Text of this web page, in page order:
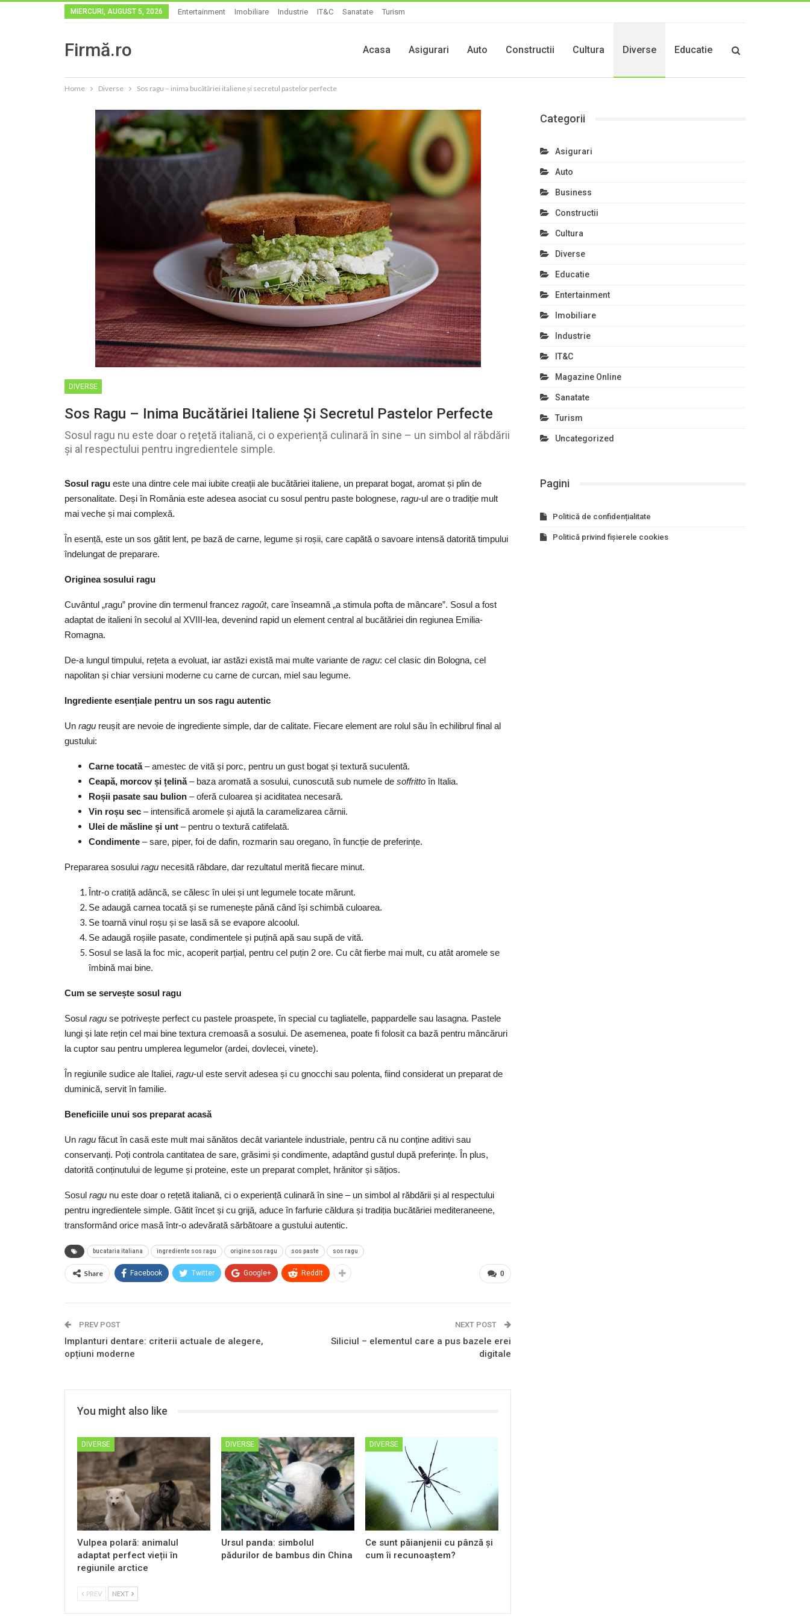
MIERCURI, AUGUST 5, 2026 Entertainment Imobiliare Industrie IT&C Sanatate Turism
Firmă.ro Acasa Asigurari Auto Constructii Cultura Diverse Educatie
Home Diverse Sos ragu – inima bucătăriei italiene și secretul pastelor perfecte
DIVERSE
Sos Ragu – Inima Bucătăriei Italiene Și Secretul Pastelor Perfecte
Sosul ragu nu este doar o rețetă italiană, ci o experiență culinară în sine – un simbol al răbdării
și al respectului pentru ingredientele simple.
Sosul ragu este una dintre cele mai iubite creații ale bucătăriei italiene, un preparat bogat, aromat și plin de
personalitate. Deși în România este adesea asociat cu sosul pentru paste bolognese, ragu-ul are o tradiție mult
mai veche și mai complexă.
În esență, este un sos gătit lent, pe bază de carne, legume și roșii, care capătă o savoare intensă datorită timpului
îndelungat de preparare.
Originea sosului ragu
Cuvântul „ragu” provine din termenul francez ragoût, care înseamnă „a stimula pofta de mâncare”. Sosul a fost
adaptat de italieni în secolul al XVIII-lea, devenind rapid un element central al bucătăriei din regiunea Emilia-
Romagna.
De-a lungul timpului, rețeta a evoluat, iar astăzi există mai multe variante de ragu: cel clasic din Bologna, cel
napolitan și chiar versiuni moderne cu carne de curcan, miel sau legume.
Ingrediente esențiale pentru un sos ragu autentic
Un ragu reușit are nevoie de ingrediente simple, dar de calitate. Fiecare element are rolul său în echilibrul final al
gustului:
Carne tocată– amestec de vită și porc, pentru un gust bogat și textură suculentă.
Ceapă, morcov și țelină– baza aromată a sosului, cunoscută sub numele de soffritto în Italia.
Roșii pasate sau bulion – oferă culoarea și aciditatea necesară.
Vin roșu sec – intensifică aromele și ajută la caramelizarea cărnii.
Ulei de măsline și unt – pentru o textură catifelată.
Condimente – sare, piper, foi de dafin, rozmarin sau oregano, în funcție de preferințe.
Prepararea sosului ragu necesită răbdare, dar rezultatul merită fiecare minut.
Într-o cratiță adâncă, se călesc în ulei și unt legumele tocate mărunt.
Se adaugă carnea tocată și se rumenește până când își schimbă culoarea.
Se toarnă vinul roșu și se lasă să se evapore alcoolul.
Se adaugă roșiile pasate, condimentele și puțină apă sau supă de vită.
Sosul se lasă la foc mic, acoperit parțial, pentru cel puțin 2 ore. Cu cât fierbe mai mult, cu atât aromele se
îmbină mai bine.
Cum se servește sosul ragu
Sosul ragu se potrivește perfect cu pastele proaspete, în special cu tagliatelle, pappardelle sau lasagna. Pastele
lungi și late rețin cel mai bine textura cremoasă a sosului. De asemenea, poate fi folosit ca bază pentru mâncăruri
la cuptor sau pentru umplerea legumelor (ardei, dovlecei, vinete).
În regiunile sudice ale Italiei, ragu-ul este servit adesea și cu gnocchi sau polenta, fiind considerat un preparat de
duminică, servit în familie.
Beneficiile unui sos preparat acasă
Un ragu făcut în casă este mult mai sănătos decât variantele industriale, pentru că nu conține aditivi sau
conservanți. Poți controla cantitatea de sare, grăsimi și condimente, adaptând gustul după preferințe. În plus,
datorită conținutului de legume și proteine, este un preparat complet, hrănitor și sățios.
Sosul ragu nu este doar o rețetă italiană, ci o experiență culinară în sine – un simbol al răbdării și al respectului
pentru ingredientele simple. Gătit încet și cu grijă, aduce în farfurie căldura și tradiția bucătăriei mediteraneene,
transformând orice masă într-o adevărată sărbătoare a gustului autentic.
bucataria italiana ingrediente sos ragu origine sos ragu sos paste sos ragu
0
Share Facebook Twitter Google+ ReddIt
PREV POST
Implanturi dentare: criterii actuale de alegere,
opțiuni moderne
NEXT POST
Siliciul – elementul care a pus bazele erei
digitale
You might also like
DIVERSE
Vulpea polară: animalul
adaptat perfect vieții în
regiunile arctice
DIVERSE
Ursul panda: simbolul
pădurilor de bambus din China
DIVERSE
Ce sunt păianjenii cu pânză și
cum îi recunoaștem?
PREV NEXT
Categorii
Asigurari
Auto
Business
Constructii
Cultura
Diverse
Educatie
Entertainment
Imobiliare
Industrie
IT&C
Magazine Online
Sanatate
Turism
Uncategorized
Pagini
Politică de confidențialitate
Politică privind fișierele cookies